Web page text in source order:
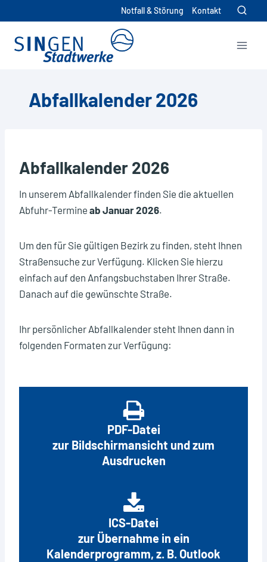
Inhalt
springen
Notfall & Störung Kontakt
Abfallkalender 2026
Abfallkalender 2026
In unserem Abfallkalender finden Sie die aktuellen
Abfuhr-Termine ab Januar 2026.
Um den für Sie gültigen Bezirk zu finden, steht Ihnen
Straßensuche zur Verfügung. Klicken Sie hierzu
einfach auf den Anfangsbuchstaben Ihrer Straße.
Danach auf die gewünschte Straße.
Ihr persönlicher Abfallkalender steht Ihnen dann in
folgenden Formaten zur Verfügung:
PDF-Datei
zur Bildschirmansicht und zum
Ausdrucken
ICS-Datei
zur Übernahme in ein
Kalenderprogramm, z. B. Outlook